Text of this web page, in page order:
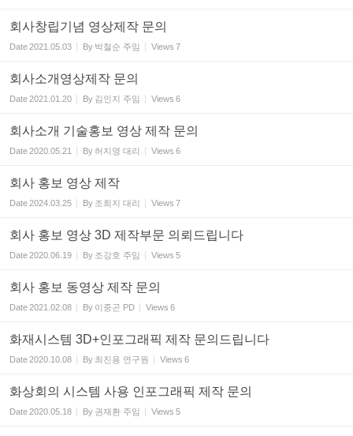
회사창립기념 영상제작 문의
Date2021.05.03 By 박철순 주임 Views 7
회사소개영상제작 문의
Date2021.01.20 By 김인지 주임 Views 6
회사소개 기술홍보 영상 제작 문의
Date2020.05.21 By허지영 대리 Views 6
회사 홍보 영상 제작
Date2024.03.25 By 조희지 대리 Views 7
회사 홍보 영상 3D 제작부문 의뢰드립니다
Date2020.06.19 By 조강호 주임 Views 5
회사 홍보 동영상 제작 문의
Date2021.02.08 By 이중곤 PD Views 6
화재시스템 3D+인포그래픽 제작 문의드립니다
Date2020.10.08 By 최진용 연구원 Views 6
화상회의 시스템 사용 인포그래픽 제작 문의
Date2020.05.18 By 권재환 주임 Views 5